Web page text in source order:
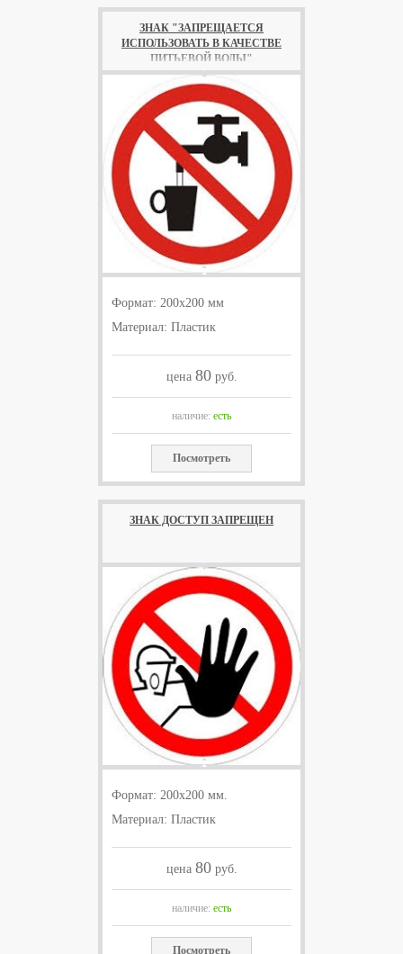
ЗНАК "ЗАПРЕЩАЕТСЯ
ИСПОЛЬЗОВАТЬ В КАЧЕСТВЕ
ПИТЬЕВОЙ ВОДЫ"
Формат: 200x200 мм
Материал: Пластик
цена 80руб.
наличие: есть
Посмотреть
ЗНАК ДОСТУП ЗАПРЕЩЕН
Формат: 200х200 мм.
Материал: Пластик
цена 80руб.
наличие: есть
Посмотреть